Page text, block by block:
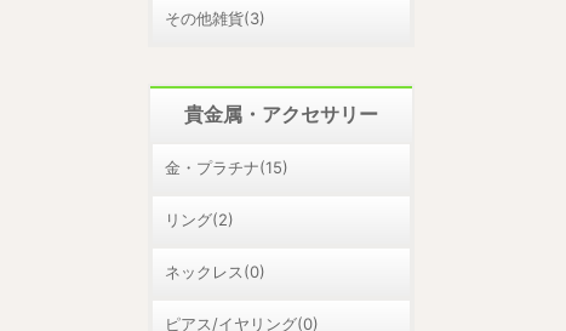
その他雑貨(3)
貴金属・アクセサリー
金・プラチナ(15)
リング(2)
ネックレス(0)
ピアス/イヤリング(0)